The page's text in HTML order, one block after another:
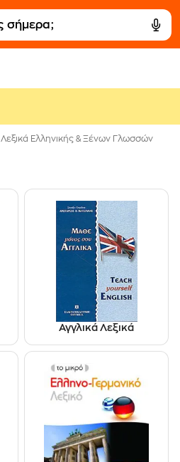
Λεξικά Ελληνικής & Ξένων Γλωσσών
Αγγλικά Λεξικά